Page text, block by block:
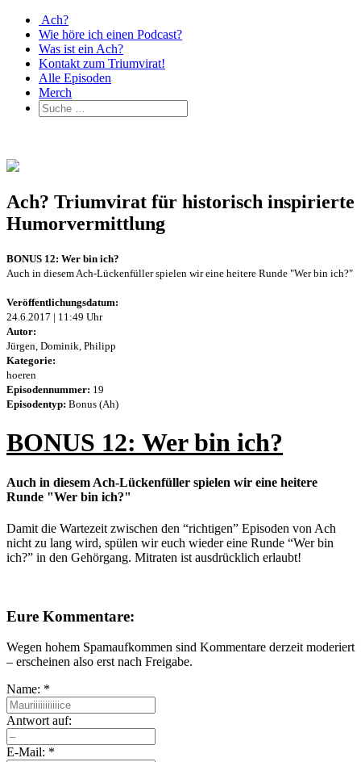
Ach?
Wie höre ich einen Podcast?
Was ist ein Ach?
Kontakt zum Triumvirat!
Alle Episoden
Merch
Ach? Triumvirat für historisch inspirierte
Humorvermittlung
BONUS 12: Wer bin ich?
Auch in diesem Ach-Lückenfüller spielen wir eine heitere Runde "Wer bin ich?"
Veröffentlichungsdatum:
24.6.2017 | 11:49 Uhr
Autor:
Jürgen, Dominik, Philipp
Kategorie:
hoeren
Episodennummer: 19
Episodentyp: Bonus (Ah)
BONUS 12: Wer bin ich?
Auch in diesem Ach-Lückenfüller spielen wir eine heitere
Runde "Wer bin ich?"
Damit die Wartezeit zwischen den “richtigen” Episoden von Ach
nicht zu lang wird, spülen wir euch wieder eine Runde “Wer bin
ich?” in den Gehörgang. Mitraten ist ausdrücklich erlaubt!
Eure Kommentare:
Wegen hohem Spamaufkommen sind Kommentare derzeit moderiert
– erscheinen also erst nach Freigabe.
Name: *
Antwort auf:
E-Mail: *